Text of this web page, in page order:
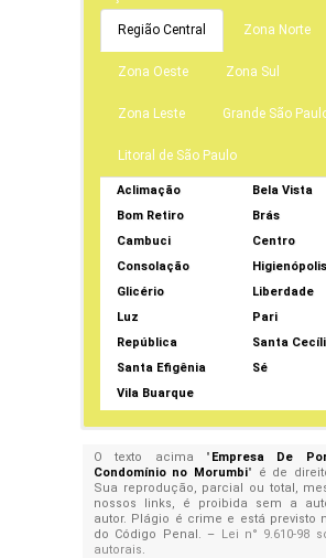
Região Central Zona Norte
Zona Oeste Zona Sul
Zona Leste Grande São
Litoral de São Paulo
Aclimação
Bela Vista
Bom Retiro
Brás
Cambuci
Centro
Consolação
Higienópolis
Glicério
Liberdade
Luz
Pari
República
Santa
Santa Efigênia
Sé
Vila Buarque
O texto acima " Empresa De
Condomínio no Morumbi" é de
Sua reprodução, parcial ou total,
nossos links, é proibida sem a
autor. Plágio é crime e está previsto
do Código Penal. – Lei n° 9.610-98
autorais.